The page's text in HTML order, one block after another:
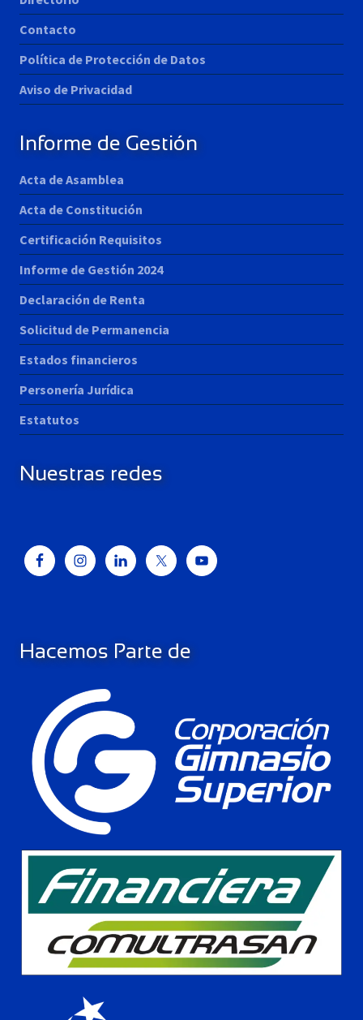
Contacto
Política de Protección de Datos
Aviso de Privacidad
Informe de Gestión
Acta de Asamblea
Acta de Constitución
Certificación Requisitos
Informe de Gestión 2024
Declaración de Renta
Solicitud de Permanencia
Estados financieros
Personería Jurídica
Estatutos
Nuestras redes
Hacemos Parte de